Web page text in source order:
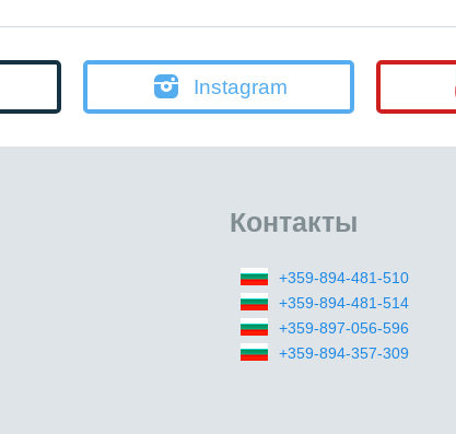
Instagram
Контакты
+359-894-481-510
+359-894-481-514
+359-897-056-596
+359-894-357-309